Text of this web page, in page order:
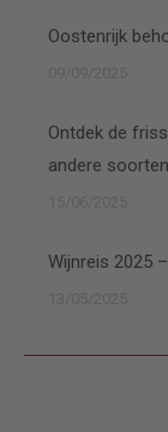
Oostenrijk
Ontdek de
andere soorten
Wijnreis 2025